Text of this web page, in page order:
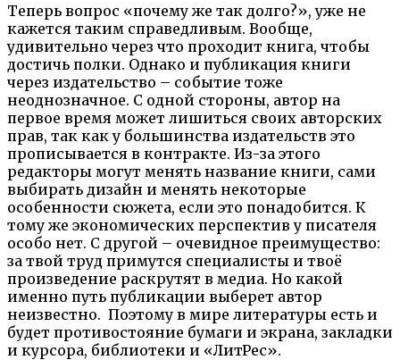
Теперь вопрос «почему же так долго?», уже не
кажется таким справедливым. Вообще,
удивительно через что проходит книга, чтобы
достичь полки. Однако и публикация книги
через издательство – событие тоже
неоднозначное. С одной стороны, автор на
первое время может лишиться своих авторских
прав, так как у большинства издательств это
прописывается в контракте. Из-за этого
редакторы могут менять название книги, сами
выбирать дизайн и менять некоторые
особенности сюжета, если это понадобится. К
тому же экономических перспектив у писателя
особо нет. С другой – очевидное преимущество:
за твой труд примутся специалисты и твоё
произведение раскрутят в медиа. Но какой
именно путь публикации выберет автор
неизвестно. Поэтому в мире литературы есть и
будет противостояние бумаги и экрана, закладки
и курсора, библиотеки и «ЛитРес».